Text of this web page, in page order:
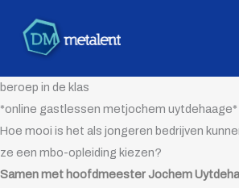
inhoud
beroep in de klas
*online gastlessen metjochem uytdehaage*
Hoe mooi is het als jongeren bedrijven
ze een mbo-opleiding kiezen?
Samen met hoofdmeester Jochem